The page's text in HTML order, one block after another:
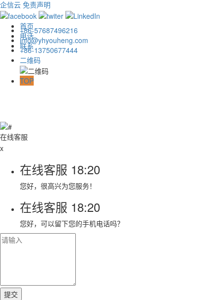
企信云 免责声明
首页
电话
联系
+86-57687496216
info@yhyouheng.com
+86-13750677444
二维码
TOP
在线客服
x
在线客服 18:20
您好，很高兴为您服务！
在线客服 18:20
您好，可以留下您的手机电话吗？